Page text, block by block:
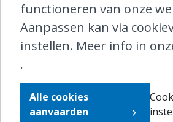
T 0800 25 095 (binnenland)
T+32 2 221 04 10 (buitenland)
klachten@ombudsrail.be
Homepagina
Klacht indienen
functioneren van onze
Aanpassen kan via
instellen. Meer info in
.
Alle cookies
aanvaarden